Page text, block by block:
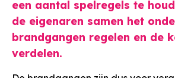
een aantal spelregels te
de eigenaren samen het
brandgangen regelen en de
verdelen.